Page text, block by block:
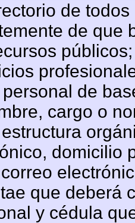
de
de que
de
cargo o
domicilio
que deberá
y cédula